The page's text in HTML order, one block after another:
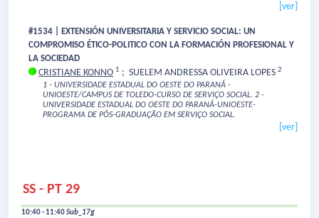
[ver]
#1534 | EXTENSIÓN UNIVERSITARIA Y SERVICIO SOCIAL: UN
COMPROMISO ÉTICO-POLITICO CON LA FORMACIÓN PROFESIONAL Y
LA SOCIEDAD
CRISTIANE KONNO 1 ; SUELEM ANDRESSA OLIVEIRA LOPES 2
1 - UNIVERSIDADE ESTADUAL DO OESTE DO PARANÁ -
UNIOESTE/CAMPUS DE TOLEDO-CURSO DE SERVIÇO SOCIAL. 2 -
UNIVERSIDADE ESTADUAL DO OESTE DO PARANÁ-UNIOESTE-
PROGRAMA DE PÓS-GRADUAÇÃO EM SERVIÇO SOCIAL.
[ver]
SS - PT 29
10:40 - 11:40Sub_17g